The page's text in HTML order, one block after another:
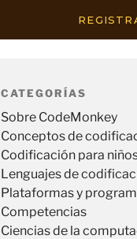
CATEGORÍAS
Sobre CodeMonkey
Conceptos de
Codificación para
Lenguajes de
Plataformas y
Competencias
Ciencias de la